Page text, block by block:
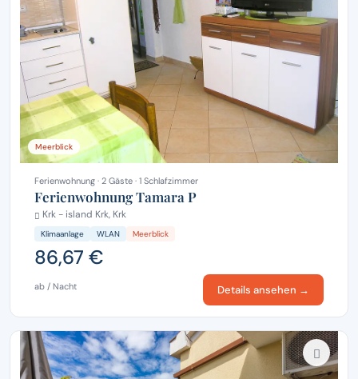
Meerblick
Ferienwohnung · 2 Gäste · 1 Schlafzimmer
Ferienwohnung Tamara P
Krk - island Krk, Krk
Klimaanlage WLAN Meerblick
86,67 €
ab / Nacht Details ansehen →